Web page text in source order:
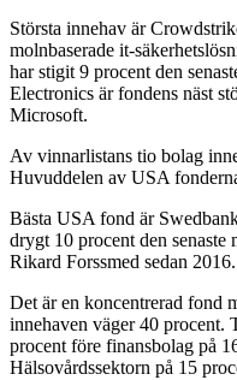
Största innehav är
molnbaserade it-
har stigit 9 procent den
Electronics är fondens näst
Microsoft.
Av vinnarlistans tio bolag
Huvuddelen av USA
Bästa USA fond är
drygt 10 procent den
Rikard Forssmed sedan 2016.
Det är en koncentrerad fond
innehaven väger 40 procent.
procent före finansbolag på
Hälsovårdssektorn på 15